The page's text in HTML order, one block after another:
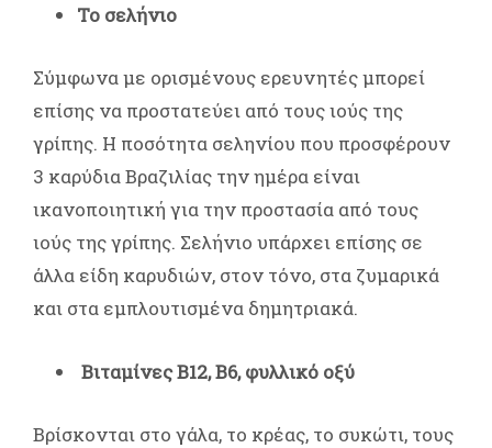
Το σελήνιο
Σύμφωνα με ορισμένους ερευνητές μπορεί
επίσης να προστατεύει από τους ιούς της
γρίπης. Η ποσότητα σεληνίου που προσφέρουν
3 καρύδια Βραζιλίας την ημέρα είναι
ικανοποιητική για την προστασία από τους
ιούς της γρίπης. Σελήνιο υπάρχει επίσης σε
άλλα είδη καρυδιών, στον τόνο, στα ζυμαρικά
και στα εμπλουτισμένα δημητριακά.
Βιταµίνες Β12, Β6, φυλλικό οξύ
Βρίσκονται στο γάλα, το κρέας, το συκώτι, τους